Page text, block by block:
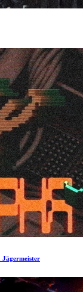
Jägermeister